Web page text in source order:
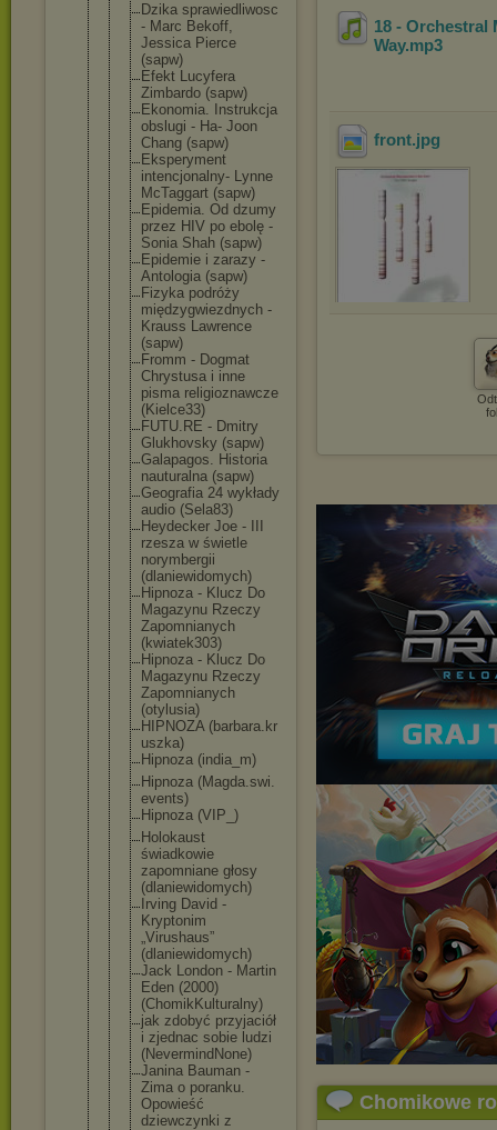
Dzika sprawiedliwosc
- Marc Bekoff,
Jessica Pierce
(sapw)
Efekt Lucyfera
Zimbardo (sapw)
Ekonomia. Instrukcja
obslugi - Ha- Joon
Chang (sapw)
Eksperyment
intencjonal ny- Lynne
McTaggart (sapw)
Epidemia. Od dzumy
przez HIV po ebolę -
Sonia Shah (sapw)
Epidemie i zarazy -
Antologia (sapw)
Fizyka podróży
międzygwiezdnych -
Krauss Lawrence
(sapw)
Fromm - Dogmat
Chrystusa i inne
pisma religioznawcze
(Kielce33)
FUTU.RE - Dmitry
Glukhovsky (sapw)
Galapagos. Historia
nauturalna (sapw)
Geografia 24 wykłady
audio (Sela83)
Heydecker Joe - III
rzesza w świetle
norymbergii
(dlaniewidomych)
Hipnoza - Klucz Do
Magazynu Rzeczy
Zapomnianyc h
(kwiatek303)
Hipnoza - Klucz Do
Magazynu Rzeczy
Zapomnianyc h
(otylusia)
HIPNOZA (barbara.kr
uszka)
Hipnoza (india_m)
Hipnoza (Magda.swi.
events)
Hipnoza (VIP_)
Holokaust
świadkowie
zapomniane głosy
(dlaniewidomych)
Irving David -
Kryptonim
„Virushaus”
(dlaniewidomych)
Jack London - Martin
Eden (2000)
(ChomikKulturalny)
jak zdobyć przyjaciół
i zjednac sobie ludzi
(NevermindNone)
Janina Bauman -
Zima o poranku.
Opowieść
dziewczynki z
18 - Orchestral
Way.mp3
front.jpg
Chomikowe